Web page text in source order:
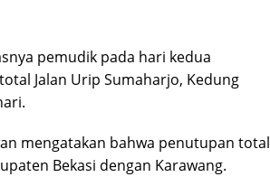
pemudik pada hari kedua
Jalan Urip Sumaharjo, Kedung
mengatakan bahwa penutupan total
Bekasi dengan Karawang.